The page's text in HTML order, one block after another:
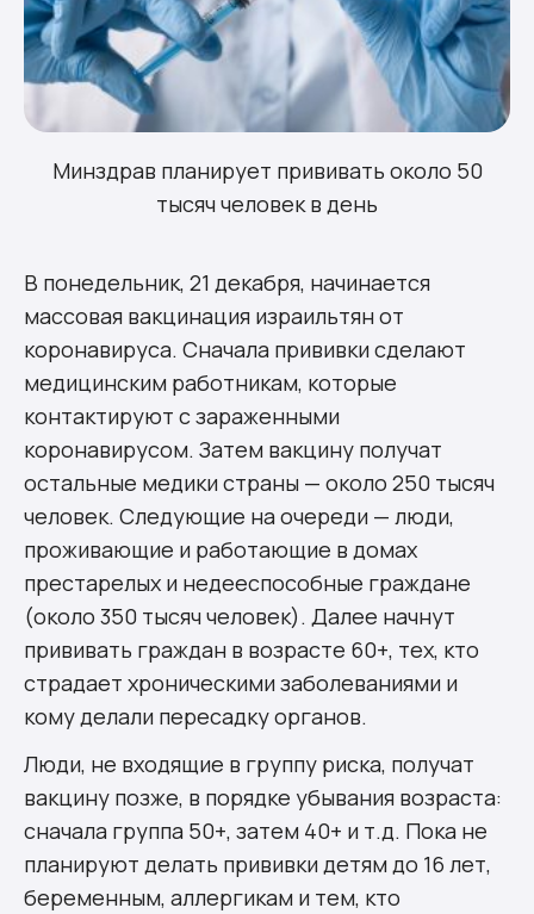
Минздрав планирует прививать около 50
тысяч человек в день
В понедельник, 21 декабря, начинается
массовая вакцинация израильтян от
коронавируса. Сначала прививки сделают
медицинским работникам, которые
контактируют с зараженными
коронавирусом. Затем вакцину получат
остальные медики страны — около 250 тысяч
человек. Следующие на очереди — люди,
проживающие и работающие в домах
престарелых и недееспособные граждане
(около 350 тысяч человек). Далее начнут
прививать граждан в возрасте 60+, тех, кто
страдает хроническими заболеваниями и
кому делали пересадку органов.
Люди, не входящие в группу риска, получат
вакцину позже, в порядке убывания возраста:
сначала группа 50+, затем 40+ и т.д. Пока не
планируют делать прививки детям до 16 лет,
беременным, аллергикам и тем, кто